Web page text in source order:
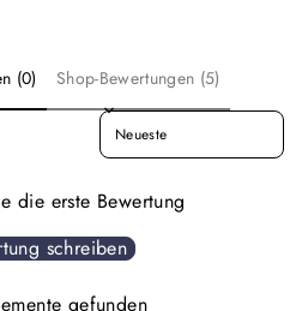
(0) Shop-Bewertungen (5)
SORT REVIEWS BY
die erste Bewertung
schreiben
gefunden